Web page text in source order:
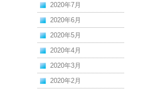
2020年7月
2020年6月
2020年5月
2020年4月
2020年3月
2020年2月